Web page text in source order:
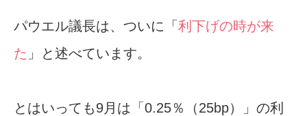
パウエル議長は、ついに「 利下げの時が来
た 」と述べています。
とはいっても9月は「0.25％（25bp）」の利